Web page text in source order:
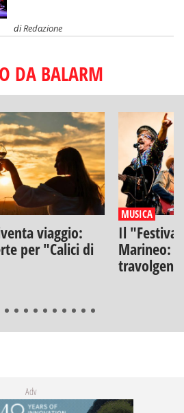
diRedazione
DA BALARM
viaggio:
per "Calici di
MUSICA
Il
Marineo:
Adv